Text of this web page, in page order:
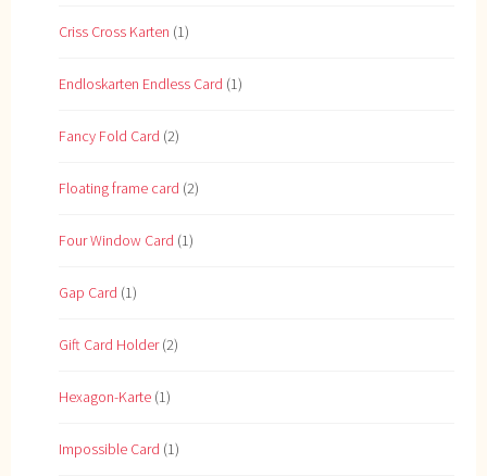
Criss Cross Karten (1)
Endloskarten Endless Card (1)
Fancy Fold Card (2)
Floating frame card (2)
Four Window Card (1)
Gap Card (1)
Gift Card Holder(2)
Hexagon-Karte (1)
Impossible Card (1)